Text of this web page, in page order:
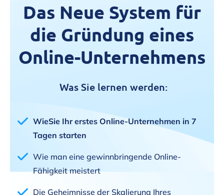
Das Neue System für
die Gründung eines
Online-Unternehmens
Was Sie lernen werden:
WieSie Ihr erstes Online-Unternehmen in 7
Tagen starten
Wie man eine gewinnbringende Online-
Fähigkeit meistert
Die Geheimnisse der Skalierung Ihres